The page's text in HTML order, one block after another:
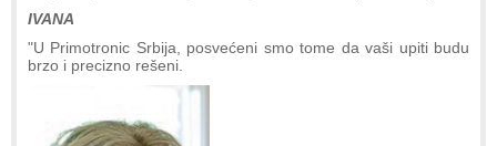
IVANA
"U Primotronic Srbija, posvećeni smo tome da vaši upiti budu
brzo i precizno rešeni.